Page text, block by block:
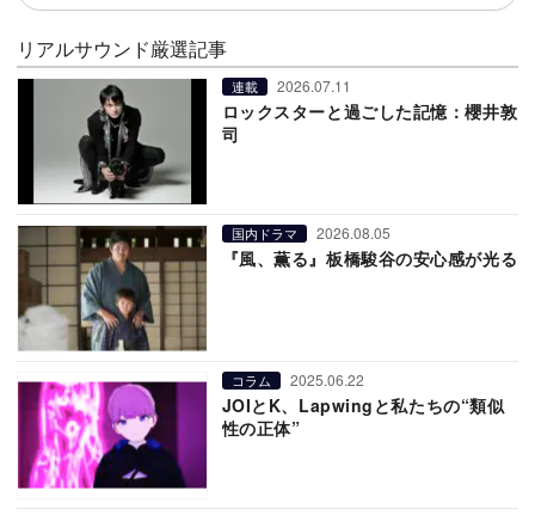
リアルサウンド厳選記事
連載 2026.07.11
ロックスターと過ごした記憶：櫻井敦
司
国内ドラマ 2026.08.05
『風、薫る』板橋駿谷の安心感が光る
コラム 2025.06.22
JOIとK、Lapwingと私たちの“類似
性の正体”